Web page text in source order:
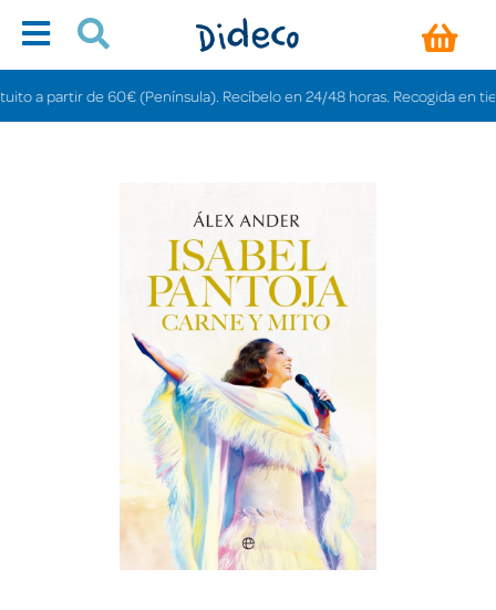
partir de 60€ (Península). Recíbelo en 24/48 horas. Recogida en